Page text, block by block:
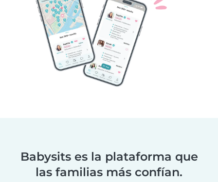
Babysits es la plataforma que
las familias más confían.